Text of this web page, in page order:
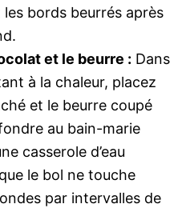
bords beurrés après
et le beurre : Dans
à la chaleur, placez
et le beurre coupé
au bain-marie
casserole d’eau
le bol ne touche
par intervalles de